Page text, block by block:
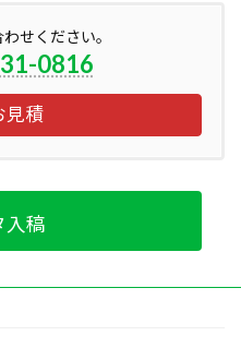
せください。
0816
見積
入稿